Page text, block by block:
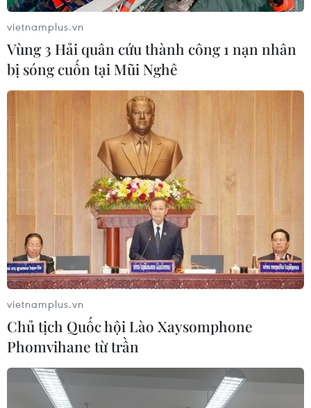
TIN CÙNG CHUYÊN MỤC
Phim Việt tham dự Liên hoan phim
ASEAN 2026 tại Hong Kong
Doanh thu Người Nhện tăng nhanh
tại phòng vé Việt
03/08/2026 07:17
Phim huyền sử "Hộ linh tráng sỹ"
được chiếu ở định dạng IMAX
31/07/2026 02:47
Hiệu ứng từ “The Odyssey” giúp
doanh số sách sử thi và thần thoại
vietnamplus.vn
Vùng 3 Hải quân cứu thành công 1 nạn nhân
bị sóng cuốn tại Mũi Nghê
vietnamplus.vn
Chủ tịch Quốc hội Lào Xaysomphone
Phomvihane từ trần